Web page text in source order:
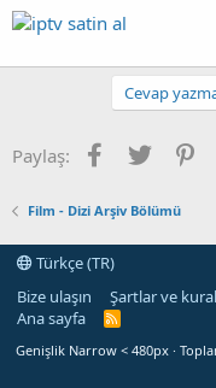
Cevap
Paylaş: Facebook
Twitter
Film - Dizi Arşiv Bölümü
Türkçe (TR)
Bize ulaşın
Şartlar ve
Ana sayfa
R
S
Genişlik